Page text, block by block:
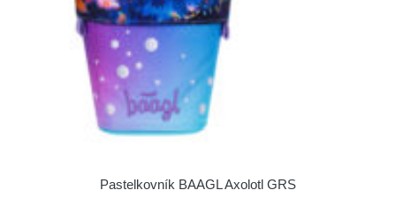
Pastelkovník BAAGL Axolotl GRS